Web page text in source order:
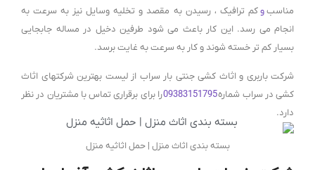
مناسبوکم ترافیک ، رسیدن به مقصد و تخلیه وسایل نیز به سرعت به
انجام می رسد. این کار باعث می شود طرفین دخیل در مساله جابجایی
بسیار کم تر خسته شوند و کار به سرعت به غایت برسد.
شرکت باربری و اثاث کشی جنتی بار سراب از لیست بهترین شرکتهای اثاث
کشی در سراب شماره09383151795را برای برقراری تماس با مشتریان در نظر
دارد.
بسته بندی اثاث منزل | حمل اثاثیه منزل